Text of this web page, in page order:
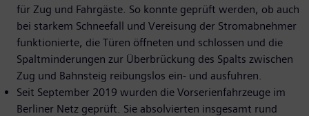
für Zug und Fahrgäste. So konnte geprüft werden, ob auch
bei starkem Schneefall und Vereisung der Stromabnehmer
funktionierte, die Türen öffneten und schlossen und die
Spaltminderungen zur Überbrückung des Spalts zwischen
Zug und Bahnsteig reibungslos ein- und ausfuhren.
Seit September 2019 wurden die Vorserienfahrzeuge im
Berliner Netz geprüft. Sie absolvierten insgesamt rund